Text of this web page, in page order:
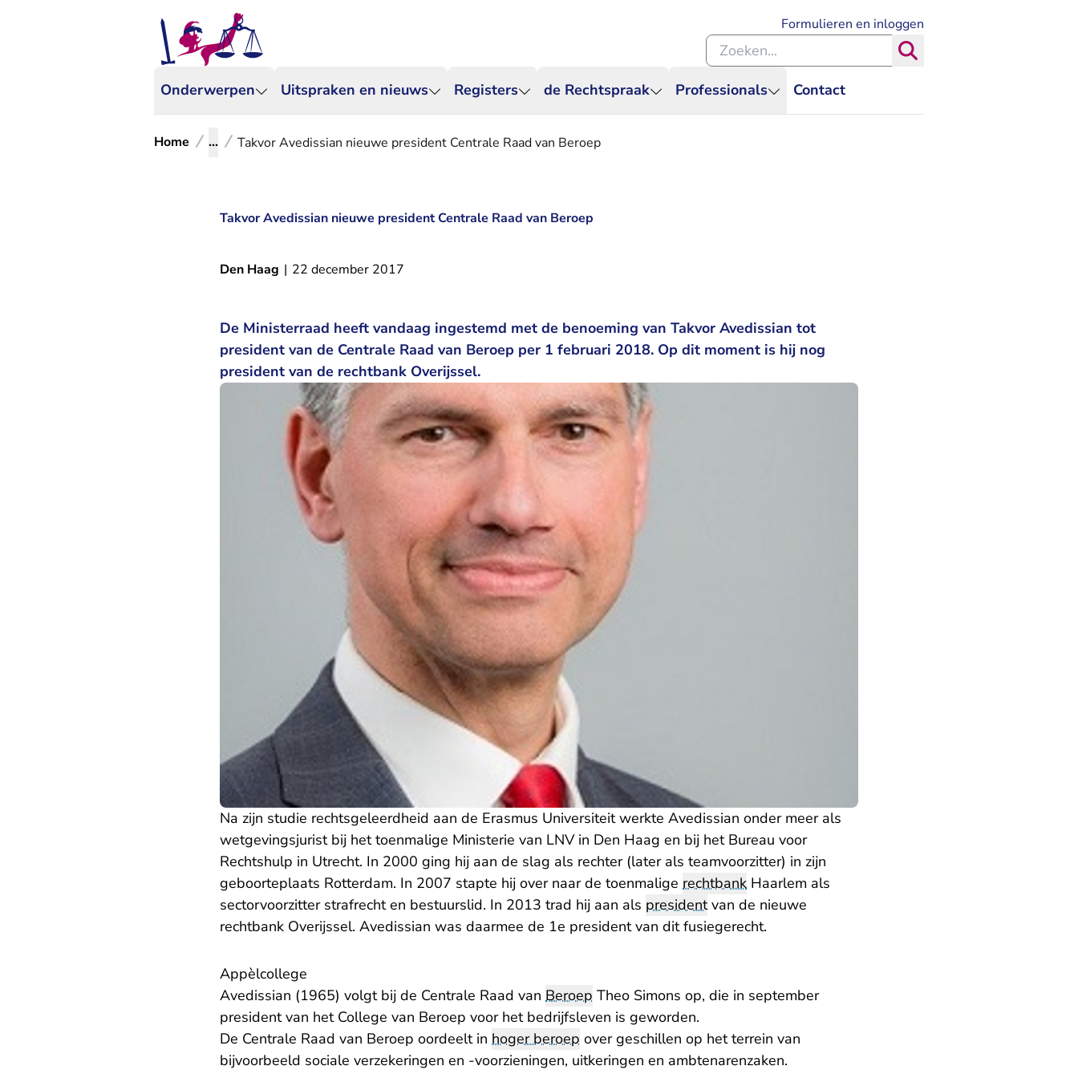
Onderwerpen Uitspraken en nieuws Registers de Rechtspraak Professionals Contact
Formulieren en inloggen
Zoeken binnen de Rechtspraak
Home ... Takvor Avedissian nieuwe president Centrale Raad van Beroep
Takvor Avedissian nieuwe president Centrale Raad van Beroep
Den Haag | 22 december 2017
De Ministerraad heeft vandaag ingestemd met de benoeming van Takvor Avedissian tot
president van de Centrale Raad van Beroep per 1 februari 2018. Op dit moment is hij nog
president van de rechtbank Overijssel.
Na zijn studie rechtsgeleerdheid aan de Erasmus Universiteit werkte Avedissian onder meer als
wetgevingsjurist bij het toenmalige Ministerie van LNV in Den Haag en bij het Bureau voor
Rechtshulp in Utrecht. In 2000 ging hij aan de slag als rechter (later als teamvoorzitter) in zijn
geboorteplaats Rotterdam. In 2007 stapte hij over naar de toenmalige rechtbank Haarlem als
sectorvoorzitter strafrecht en bestuurslid. In 2013 trad hij aan als presidentvan de nieuwe
rechtbank Overijssel. Avedissian was daarmee de 1e president van dit fusiegerecht.
Appèlcollege
Avedissian (1965) volgt bij de Centrale Raad van Beroep Theo Simons op, die in september
president van het College van Beroep voor het bedrijfsleven is geworden.
De Centrale Raad van Beroep oordeelt in hoger beroep over geschillen op het terrein van
bijvoorbeeld sociale verzekeringen en -voorzieningen, uitkeringen en ambtenarenzaken.